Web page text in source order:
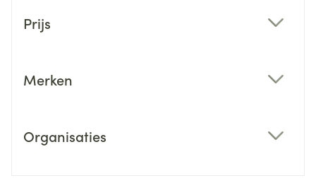
Prijs
Merken
Organisaties